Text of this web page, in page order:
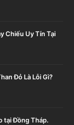
Chiếu Uy Tín Tại
Đỏ Là Lỗi Gì?
tại Đồng Tháp.